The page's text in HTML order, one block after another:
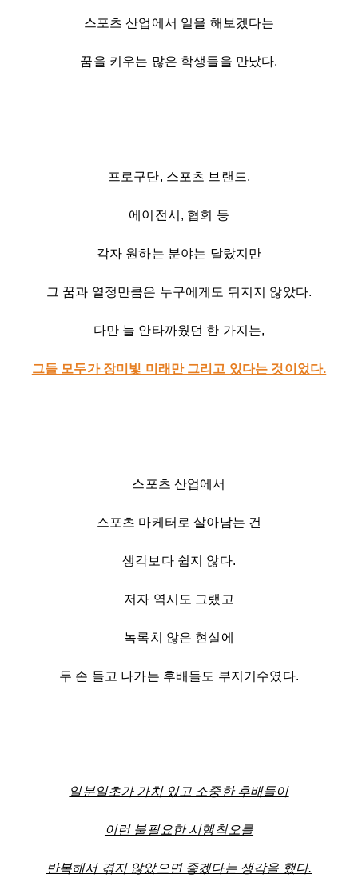
스포츠 산업에서 일을 해보겠다는
꿈을 키우는 많은 학생들을 만났다.
프로구단, 스포츠 브랜드,
에이전시, 협회 등
각자 원하는 분야는 달랐지만
그 꿈과 열정만큼은 누구에게도 뒤지지 않았다.
다만 늘 안타까웠던 한 가지는,
그들 모두가 장미빛 미래만 그리고 있다는 것이었다.
스포츠 산업에서
스포츠 마케터로 살아남는 건
생각보다 쉽지 않다.
저자 역시도 그랬고
녹록치 않은 현실에
두 손 들고 나가는 후배들도 부지기수였다.
일분일초가 가치 있고 소중한 후배들이
이런 불필요한 시행착오를
반복해서 겪지 않았으면 좋겠다는 생각을 했다.